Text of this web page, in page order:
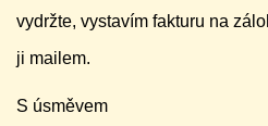
vydržte, vystavím fakturu na
ji mailem.
S úsměvem